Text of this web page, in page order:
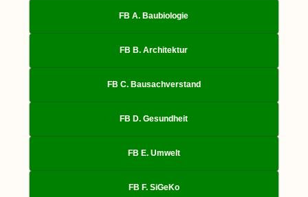
FB A. Baubiologie
FB B. Architektur
FB C. Bausachverstand
FB D. Gesundheit
FB E. Umwelt
FB F. SiGeKo